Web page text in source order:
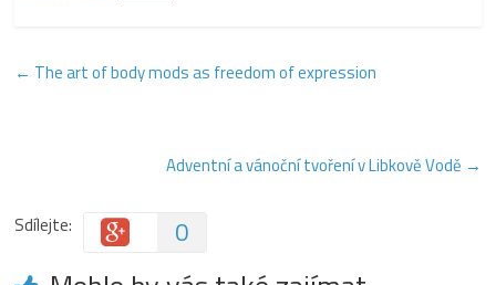
← The art of body mods as freedom of expression
Adventní a vánoční tvoření v Libkově Vodě →
Sdílejte: 0